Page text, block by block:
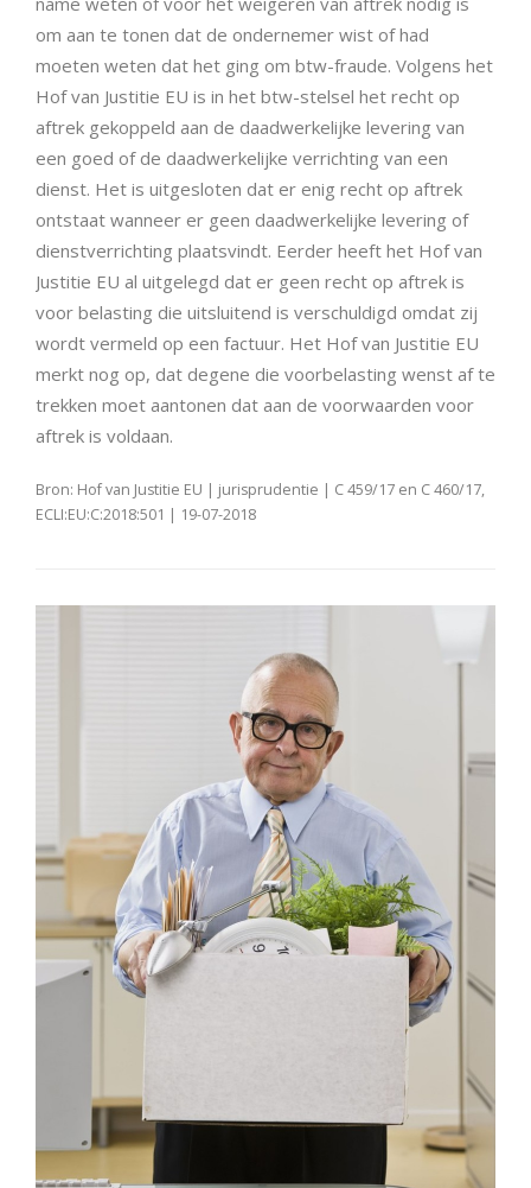
om aan te tonen dat de ondernemer wist of had
moeten weten dat het ging om btw-fraude. Volgens het
Hof van Justitie EU is in het btw-stelsel het recht op
aftrek gekoppeld aan de daadwerkelijke levering van
een goed of de daadwerkelijke verrichting van een
dienst. Het is uitgesloten dat er enig recht op aftrek
ontstaat wanneer er geen daadwerkelijke levering of
dienstverrichting plaatsvindt. Eerder heeft het Hof van
Justitie EU al uitgelegd dat er geen recht op aftrek is
voor belasting die uitsluitend is verschuldigd omdat zij
wordt vermeld op een factuur. Het Hof van Justitie EU
merkt nog op, dat degene die voorbelasting wenst af te
trekken moet aantonen dat aan de voorwaarden voor
aftrek is voldaan.
Bron: Hof van Justitie EU | jurisprudentie | C 459/17 en C 460/17,
ECLI:EU:C:2018:501 | 19-07-2018